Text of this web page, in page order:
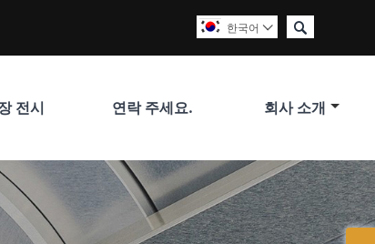

한국어 
전시 연락 주세요. 회사 소개